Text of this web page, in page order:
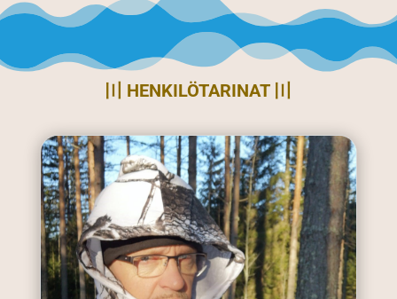
〣 HENKILÖTARINAT 〣